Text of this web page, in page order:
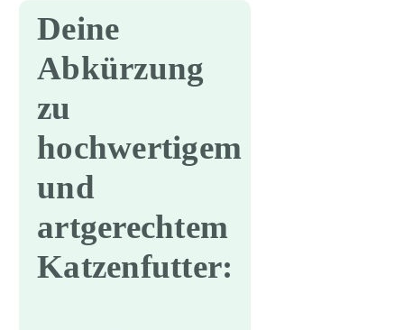
Deine
Abkürzung
zu
hochwertigem
und
artgerechtem
Katzenfutter: